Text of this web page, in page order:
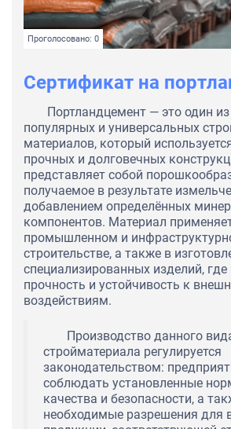
Проголосовано: 0
Сертификат на
Портландцемент — это один
популярных и универсальных
материалов, который
прочных и долговечных
представляет собой
получаемое в результате
добавлением определённых
компонентов. Материал
промышленном и
строительстве, а также в
специализированных изделий,
прочность и устойчивость к
воздействиям.
Производство данного
стройматериала регулируется
законодательством:
соблюдать установленные
качества и безопасности, а
необходимые разрешения для